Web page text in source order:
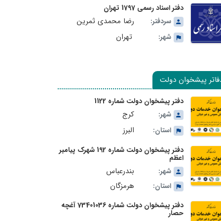
دفتر اسناد رسمی 1797 تهران
سردفتر:
رضا محمدی ثمرین
شهر: تهران
پیشخوان دولت
دفتر پیشخوان دولت شماره 1122
شهر:
کرج
استان: البرز
دفتر پیشخوان دولت شماره 192 شهرک پیامبر
اعظم
شهر:
بندرعباس
استان: هرمزگان
دفتر پیشخوان دولت شماره 73401036 آغچه
حصار